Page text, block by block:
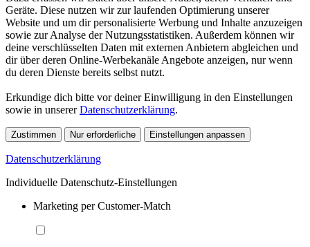
Geräte. Diese nutzen wir zur laufenden Optimierung unserer
Website und um dir personalisierte Werbung und Inhalte anzuzeigen
sowie zur Analyse der Nutzungsstatistiken. Außerdem können wir
deine verschlüsselten Daten mit externen Anbietern abgleichen und
dir über deren Online-Werbekanäle Angebote anzeigen, nur wenn
du deren Dienste bereits selbst nutzt.
Erkundige dich bitte vor deiner Einwilligung in den Einstellungen
sowie in unsererDatenschutzerklärung.
Zustimmen Nur erforderliche Einstellungen anpassen
Datenschutzerklärung
Individuelle Datenschutz-Einstellungen
Marketing per Customer-Match